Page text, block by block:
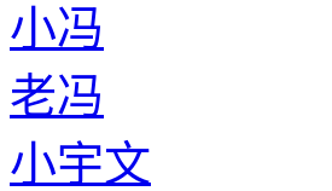
小冯
老冯
小宇文